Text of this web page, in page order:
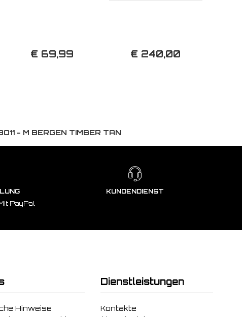
€ 69,99 € 240,00
- M BERGEN TIMBER TAN
PayPal
KUNDENDIENST
Hinweise
Dienstleistungen
Kontakte